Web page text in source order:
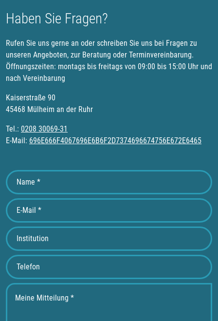
Haben Sie Fragen?
Rufen Sie uns gerne an oder schreiben Sie uns bei Fragen zu
unseren Angeboten, zur Beratung oder Terminvereinbarung.
Öffnungszeiten: montags bis freitags von 09:00 bis 15:00 Uhr und
nach Vereinbarung
Kaiserstraße 90
45468 Mülheim an der Ruhr
Tel.: 0208 30069-31
E-Mail: 696E666F4067696E6B6F2D7374696674756E672E6465